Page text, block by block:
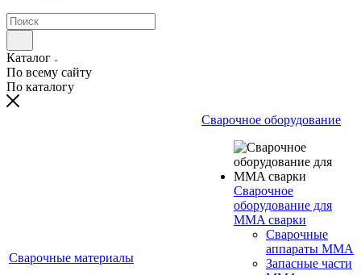
Каталог
По всему сайту
По каталогу
Сварочные материалы
Сварочное оборудование
Сварочное
оборудование для
MMA сварки
Сварочные
аппараты MMA
Запасные части